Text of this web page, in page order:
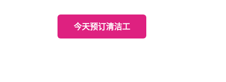
今天预订清洁工